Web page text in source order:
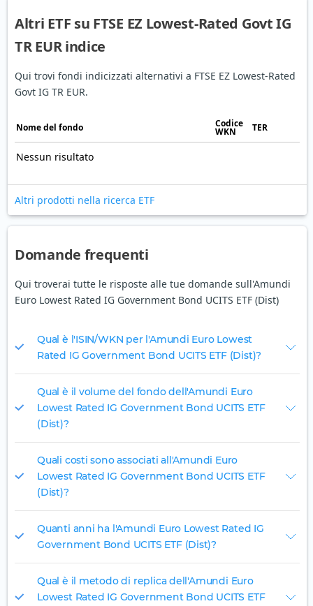
Altri ETF su FTSE EZ Lowest-Rated Govt IG
TR EUR indice
Qui trovi fondi indicizzati alternativi a FTSE EZ Lowest-Rated
Govt IG TR EUR.
Nome del fondo Codice
WKN TER
Nessun risultato
Altri prodotti nella ricerca ETF
Domande frequenti
Qui troverai tutte le risposte alle tue domande sull'Amundi
Euro Lowest Rated IG Government Bond UCITS ETF (Dist)
Qual è l'ISIN/WKN per l'Amundi Euro Lowest
Rated IG Government Bond UCITS ETF (Dist)?
Qual è il volume del fondo dell'Amundi Euro
Lowest Rated IG Government Bond UCITS ETF
(Dist)?
Quali costi sono associati all'Amundi Euro
Lowest Rated IG Government Bond UCITS ETF
(Dist)?
Quanti anni ha l'Amundi Euro Lowest Rated IG
Government Bond UCITS ETF (Dist)?
Qual è il metodo di replica dell'Amundi Euro
Lowest Rated IG Government Bond UCITS ETF